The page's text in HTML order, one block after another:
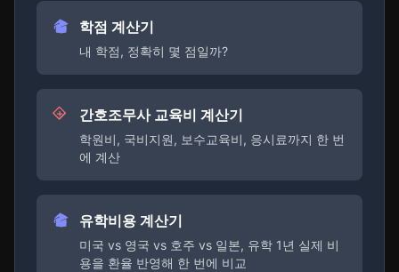
학점 계산기
내 학점, 정확히 몇 점일까?
간호조무사 교육비 계산기
학원비, 국비지원, 보수교육비, 응시료까지 한 번
에 계산
유학비용 계산기
미국 vs 영국 vs 호주 vs 일본, 유학 1년 실제 비
용을 환율 반영해 한 번에 비교